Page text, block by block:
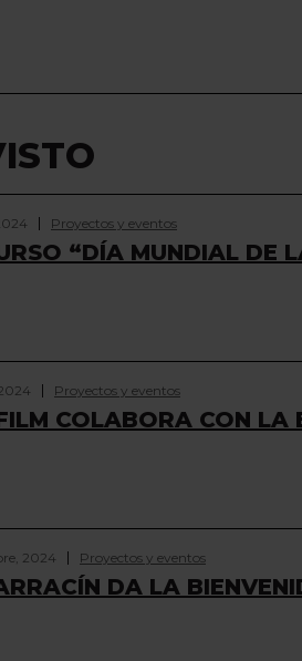
Proyectos y eventos
“DÍA MUNDIAL DE
Proyectos y eventos
COLABORA CON LA
2024 Proyectos y eventos
DA LA